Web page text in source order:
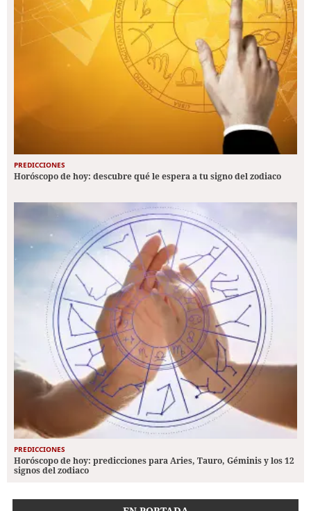
PREDICCIONES
Horóscopo de hoy: descubre qué le espera a tu signo del zodiaco
PREDICCIONES
Horóscopo de hoy: predicciones para Aries, Tauro, Géminis y los 12
signos del zodiaco